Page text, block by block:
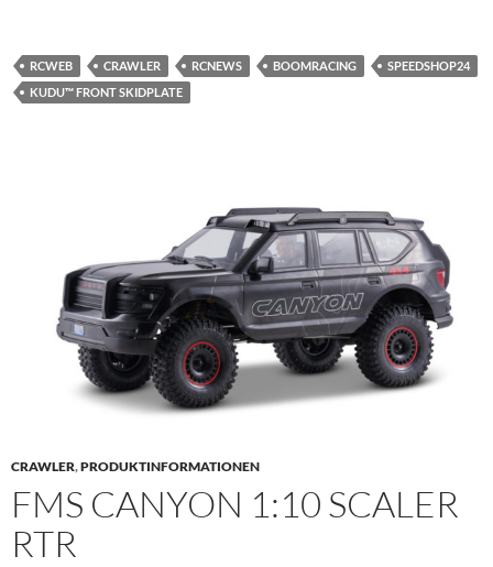
RCWEB CRAWLER RCNEWS BOOMRACING
SPEEDSHOP24
KUDU™ FRONT SKIDPLATE
CRAWLER,PRODUKTINFORMATIONEN
FMS CANYON 1:10 SCALER
RTR